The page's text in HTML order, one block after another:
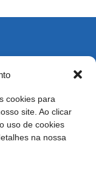
cookies para
site. Ao clicar
uso de cookies
na nossa
Niemeyer,